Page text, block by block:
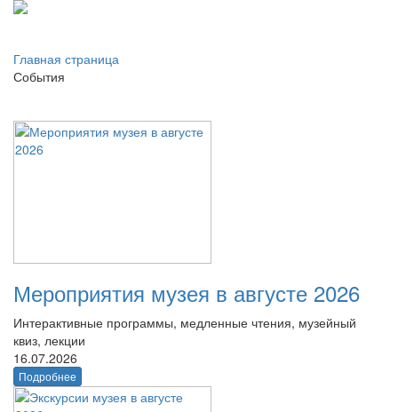
Главная страница
События
Мероприятия музея в августе 2026
Интерактивные программы, медленные чтения, музейный
квиз, лекции
16.07.2026
Подробнее